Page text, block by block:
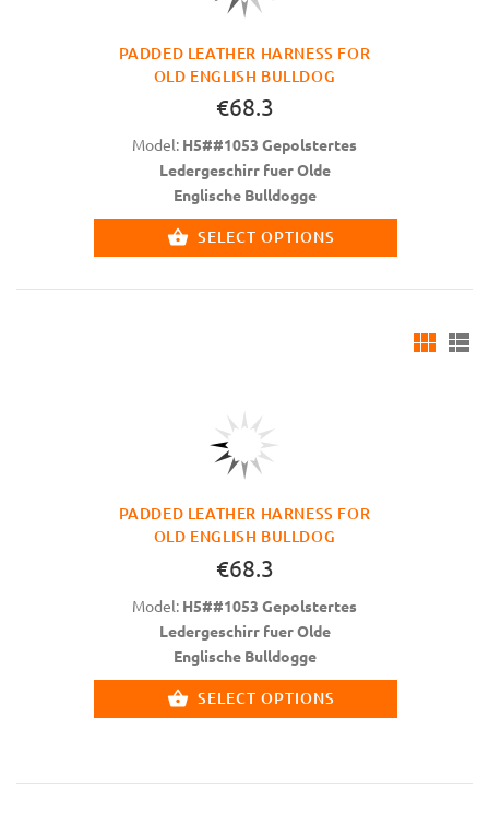
PADDED LEATHER HARNESS FOR
OLD ENGLISH BULLDOG
€68.3
Model: H5##1053 Gepolstertes
Ledergeschirr fuer Olde
Englische Bulldogge
SELECT OPTIONS
PADDED LEATHER HARNESS FOR
OLD ENGLISH BULLDOG
€68.3
Model: H5##1053 Gepolstertes
Ledergeschirr fuer Olde
Englische Bulldogge
SELECT OPTIONS